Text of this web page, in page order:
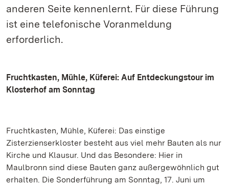
anderen Seite kennenlernt. Für diese Führung
ist eine telefonische Voranmeldung
erforderlich.
Fruchtkasten, Mühle, Küferei: Auf Entdeckungstour im
Klosterhof am Sonntag
Fruchtkasten, Mühle, Küferei: Das einstige
Zisterzienserkloster besteht aus viel mehr Bauten als nur
Kirche und Klausur. Und das Besondere: Hier in
Maulbronn sind diese Bauten ganz außergewöhnlich gut
erhalten. Die Sonderführung am Sonntag, 17. Juni um